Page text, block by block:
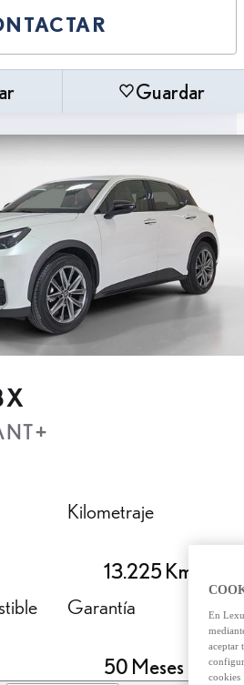
Guardar
Kilometraje
13.225 Km.
Garantía
50 Meses
En
aceptar
cookies